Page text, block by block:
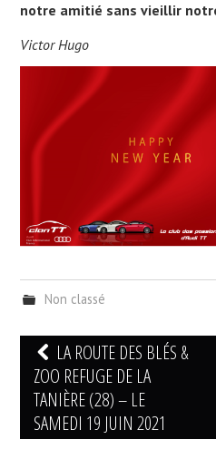
notre amitié sans vieillir
Victor Hugo
Non classé
Navigation
des
articles
LA ROUTE DES BLÉS &
ZOO REFUGE DE LA
TANIÈRE (28) – LE
SAMEDI 19 JUIN 2021